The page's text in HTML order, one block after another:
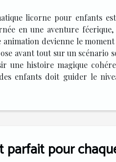
licorne pour enfants
en une aventure
devienne le
avant tout sur un scénario
une histoire magique
enfants doit guider le
parfait pour